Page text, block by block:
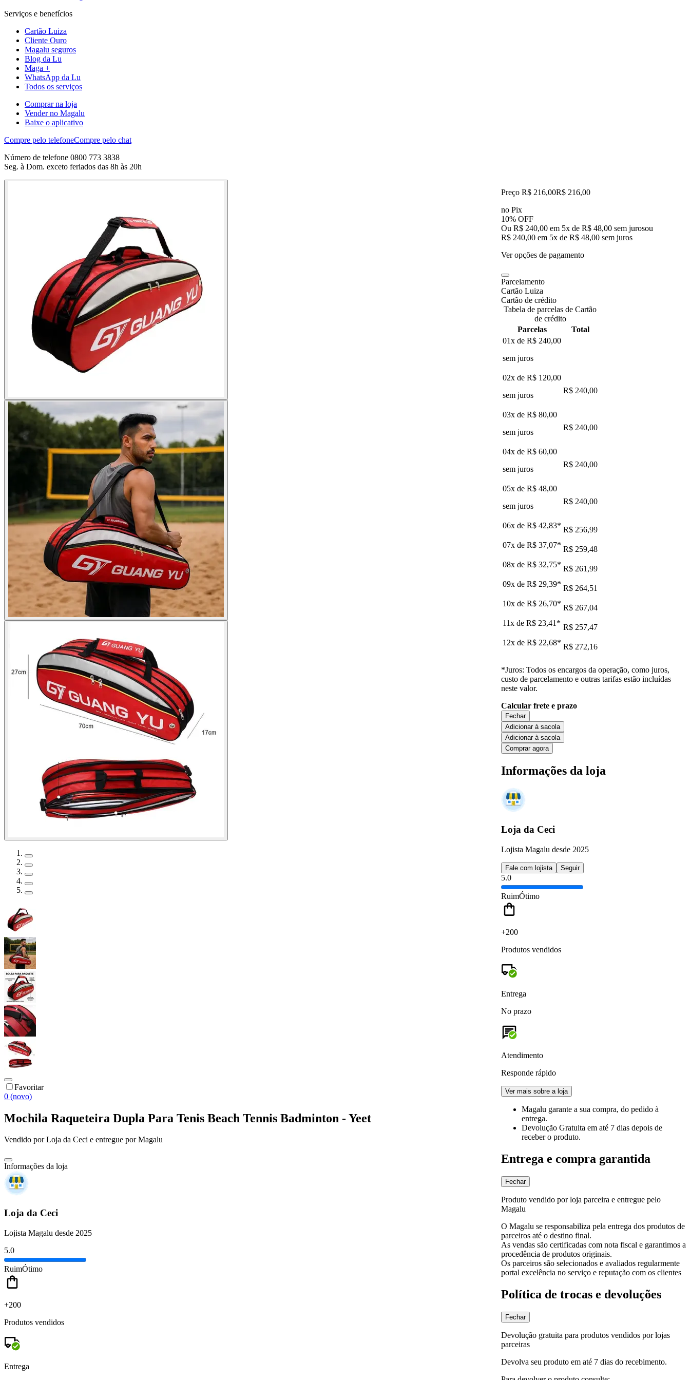
Serviços e benefícios
Cartão Luiza
Cliente Ouro
Magalu seguros
Blog da Lu
Maga +
WhatsApp da Lu
Todos os serviços
Comprar na loja
Vender no Magalu
Baixe o aplicativo
Compre pelo telefoneCompre pelo chat
Número de telefone 0800 773 3838
Seg. à Dom. exceto feriados das 8h às 20h
Favoritar
0 (novo)
Mochila Raqueteira Dupla Para Tenis Beach Tennis Badminton - Yeet
Vendido porLoja da Ceci e entregue por Magalu
Informações da loja
Loja da Ceci
Lojista Magalu desde 2025
5.0
RuimÓtimo
+200
Produtos vendidos
Entrega
Preço R$ 216,00R$ 216,00
no Pix
10% OFF
Ou R$ 240,00 em 5x de R$ 48,00 sem jurosou
R$ 240,00 em 5x de R$ 48,00 sem juros
Ver opções de pagamento
Parcelamento
Cartão Luiza
Cartão de crédito
Tabela de parcelas de Cartão
de crédito
Parcelas
Total
01x de R$ 240,00
sem juros
02x de R$ 120,00
sem juros
R$ 240,00
03x de R$ 80,00
sem juros
R$ 240,00
04x de R$ 60,00
sem juros
R$ 240,00
05x de R$ 48,00
sem juros
R$ 240,00
06x de R$ 42,83* R$ 256,99
07x de R$ 37,07* R$ 259,48
08x de R$ 32,75* R$ 261,99
09x de R$ 29,39* R$ 264,51
10x de R$ 26,70* R$ 267,04
11x de R$ 23,41 * R$ 257,47
12x de R$ 22,68* R$ 272,16
*Juros: Todos os encargos da operação, como juros,
custo de parcelamento e outras tarifas estão incluídas
neste valor.
Calcular frete e prazo
Fechar
Adicionar à sacola
Adicionar à sacola
Comprar agora
Informações da loja
Loja da Ceci
Lojista Magalu desde 2025
Fale com lojista Seguir
5.0
RuimÓtimo
+200
Produtos vendidos
Entrega
No prazo
Atendimento
Responde rápido
Ver mais sobre a loja
Magalu garante a sua compra, do pedido à
entrega.
Devolução Gratuita em até 7 dias depois de
receber o produto.
Entrega e compra garantida
Fechar
Produto vendido por loja parceira e entregue pelo
Magalu
O Magalu se responsabiliza pela entrega dos produtos de
parceiros até o destino final.
As vendas são certificadas com nota fiscal e garantimos a
procedência de produtos originais.
Os parceiros são selecionados e avaliados regularmente
portal excelência no serviço e reputação com os clientes
Política de trocas e devoluções
Fechar
Devolução gratuita para produtos vendidos por lojas
parceiras
Devolva seu produto em até 7 dias do recebimento.